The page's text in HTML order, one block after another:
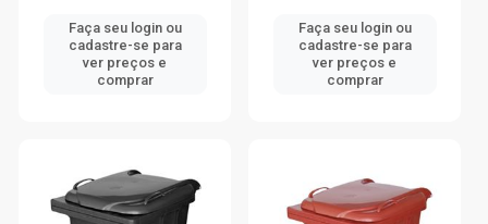
Faça seu login ou
cadastre-se para
ver preços e
comprar
Faça seu login ou
cadastre-se para
ver preços e
comprar